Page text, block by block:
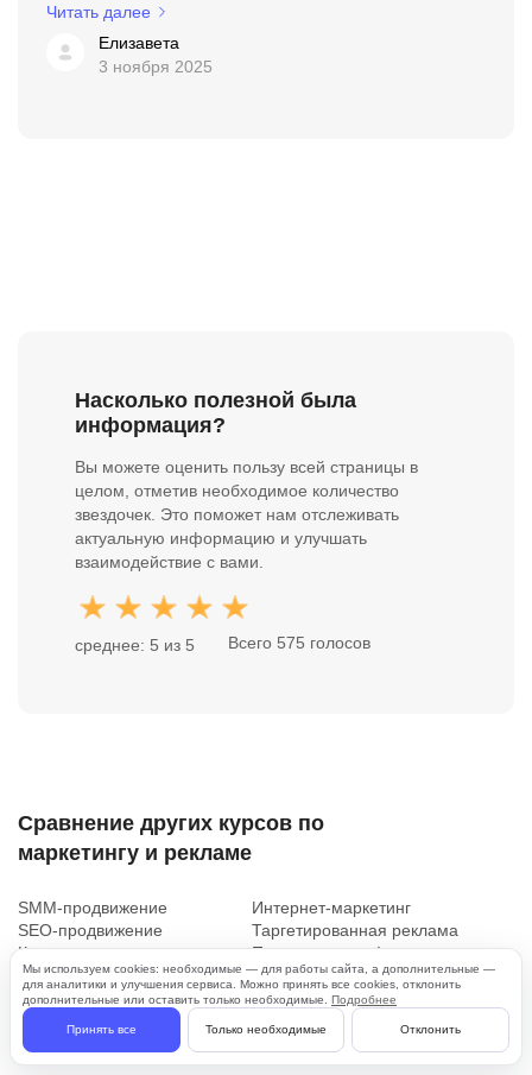
Читать далее
Елизавета
3 ноября 2025
Насколько полезной была
информация?
Вы можете оценить пользу всей страницы в
целом, отметив необходимое количество
звездочек. Это поможет нам отслеживать
актуальную информацию и улучшать
взаимодействие с вами.
среднее: 5 из 5 Всего 575 голосов
Сравнение других курсов по
маркетингу и рекламе
SMM-продвижение
Интернет-маркетинг
SEO-продвижение
Таргетированная реклама
Контекстная реклама
Продвижение в Instagram
Показать все
Мы используем cookies: необходимые — для работы сайта, а дополнительные —
для аналитики и улучшения сервиса. Можно принять все cookies, отклонить
дополнительные или оставить только необходимые. Подробнее
Принять все Только необходимые Отклонить